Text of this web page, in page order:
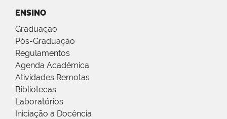
ENSINO
Graduação
Pós-Graduação
Regulamentos
Agenda Acadêmica
Atividades Remotas
Bibliotecas
Laboratórios
Iniciação à Docência